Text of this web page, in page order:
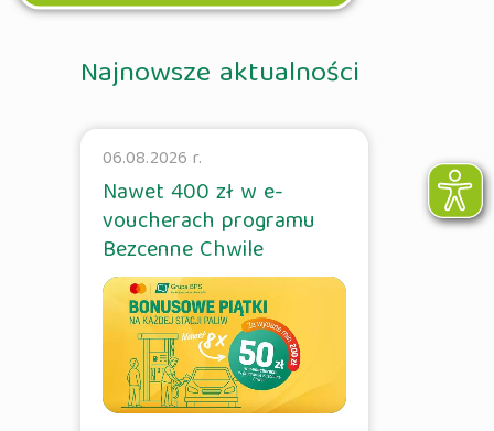
Najnowsze aktualności
06.08.2026 r.
Nawet 400 zł w e-
voucherach programu
Bezcenne Chwile